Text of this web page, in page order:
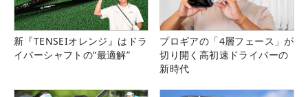
新『TENSEIオレンジ』はドラ
イバーシャフトの“最適解”
プロギアの「4層フェース」が
切り開く高初速ドライバーの
新時代